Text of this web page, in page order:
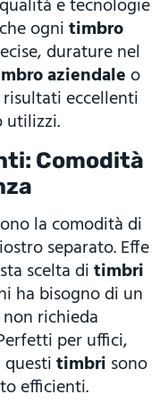
e tecnologie
ognitimbro
durature nel
aziendaleo
eccellenti
utilizzi.
Comodità
la comodità di
separato. Effe
scelta ditimbri
ha bisogno di un
richieda
per uffici,
timbri sono
efficienti.